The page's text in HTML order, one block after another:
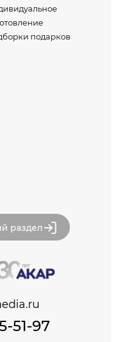
подарков
раздел
51-97